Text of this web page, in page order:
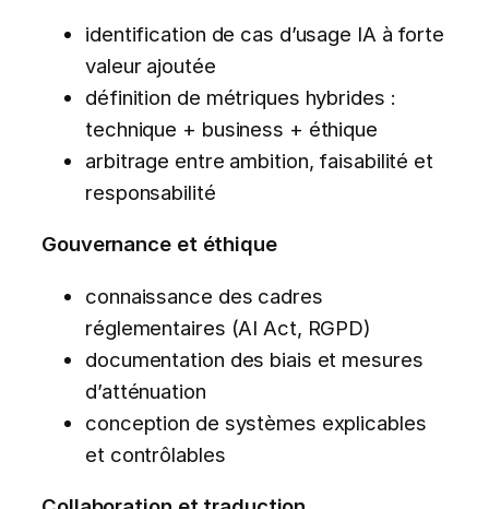
identification de cas d’usage IA à forte
valeur ajoutée
définition de métriques hybrides :
technique + business + éthique
arbitrage entre ambition, faisabilité et
responsabilité
Gouvernance et éthique
connaissance des cadres
réglementaires (AI Act, RGPD)
documentation des biais et mesures
d’atténuation
conception de systèmes explicables
et contrôlables